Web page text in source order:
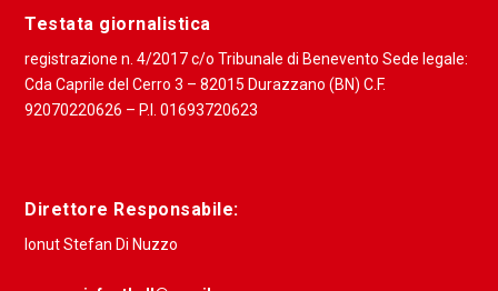
Testata giornalistica
registrazione n. 4/2017 c/o Tribunale di Benevento Sede legale:
Cda Caprile del Cerro 3 – 82015 Durazzano (BN) C.F.
92070220626 – P.I. 01693720623
Direttore Responsabile:
Ionut Stefan Di Nuzzo
campaniafootball@gmail.com